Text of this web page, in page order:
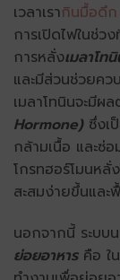
เวลาเรากินมื้อดึก
การเปิดไฟในช่ว
การหลั่งเมลาโท
และมีส่วนช่วยคว
เมลาโทนินจะมีผ
Hormone)ซึ่งเ
กล้ามเนื้อ และซ่
โกรทฮอร์โมนหลั่
สะสมง่ายขึ้นและ
นอกจากนี้ ระบบ
ย่อยอาหารคือ ใน